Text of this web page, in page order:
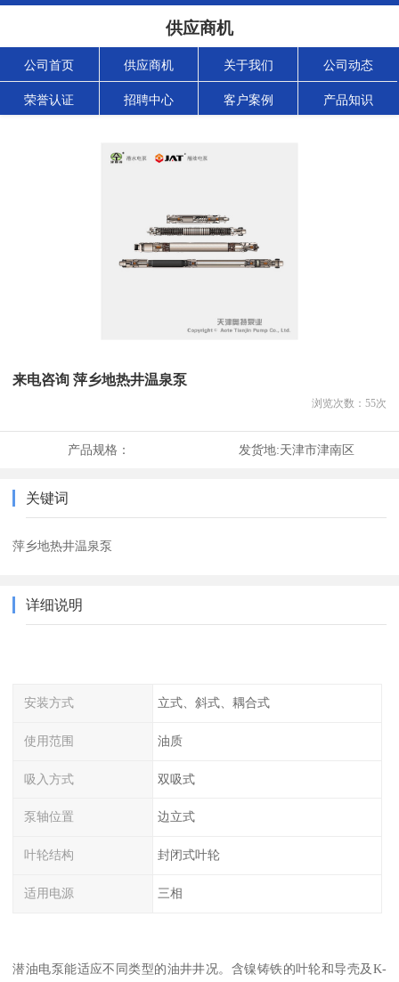
供应商机
公司首页 供应商机 关于我们 公司动态
荣誉认证 招聘中心 客户案例 产品知识
来电咨询 萍乡地热井温泉泵
浏览次数： 55次
产品规格： 发货地:天津市津南区
关键词
萍乡地热井温泉泵
详细说明
安装方式 立式、斜式、耦合式
使用范围 油质
吸入方式 双吸式
泵轴位置 边立式
叶轮结构 封闭式叶轮
适用电源 三相
潜油电泵能适应不同类型的油井井况。含镍铸铁的叶轮和导壳及K-